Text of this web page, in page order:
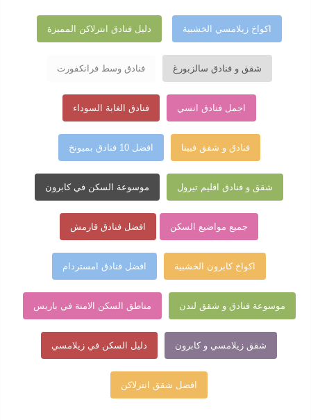
اكواخ زيلامسي الخشبية دليل فنادق انترلاكن المميزة
شقق و فنادق سالزبورغ فنادق وسط فرانكفورت
اجمل فنادق انسي فنادق الغابة السوداء
فنادق و شقق فيينا افضل 10 فنادق بميونخ
شقق و فنادق اقليم تيرول موسوعة السكن في كابرون
جميع مواضيع السكن افضل فنادق قارمش
اكواخ كابرون الخشبية افضل فنادق امستردام
موسوعة فنادق و شقق لندن مناطق السكن الامنة في باريس
شقق زيلامسي و كابرون دليل السكن في زيلامسي
افضل شقق انترلاكن